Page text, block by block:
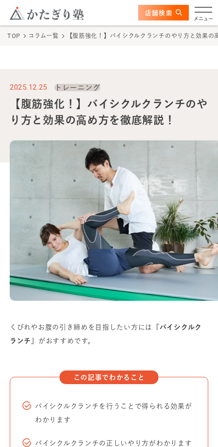
このページの本文へ
メニュー
かたぎり塾について
お客さまの声
店舗検索
TOP コラム一覧 【腹筋強化！】バイシクルクランチのやり方と効果の
2025.12.25 トレーニング
【腹筋強化！】バイシクルクランチのや
り方と効果の高め方を徹底解説！
くびれやお腹の引き締めを目指したい方には
『バイシクルク
ランチ』 がおすすめです。
この記事でわかること
バイシクルクランチを行うことで得られる効果が
わかります
バイシクルクランチの正しいやり方がわかります